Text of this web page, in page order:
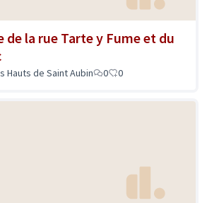
de la rue Tarte y Fume et du
Hauts de Saint Aubin 0 0